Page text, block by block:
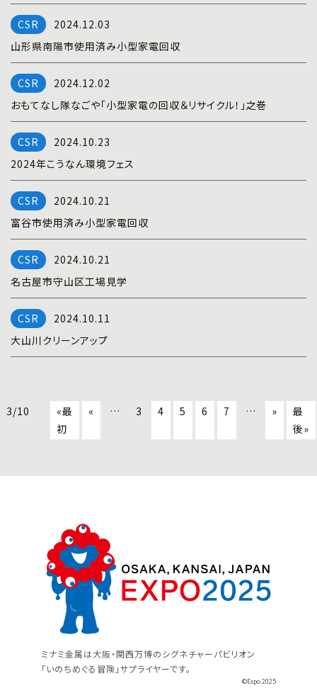
2024.12.03
山形県南陽市使用済み小型家電回収
2024.12.02
おもてなし隊なごや「小型家電の回収＆リサイクル！」之巻
2024.10.23
2024年こうなん環境フェス
2024.10.21
富谷市使用済み小型家電回収
2024.10.21
名古屋市守山区工場見学
2024.10.11
大山川クリーンアップ
3/10
«最
初
« … 3 4 5 6 7 … »
最
後»
ミナミ金属は大阪・関西万博のシグネチャーパビリオン
「いのちめぐる冒険」サプライヤーです。
©Expo 2025